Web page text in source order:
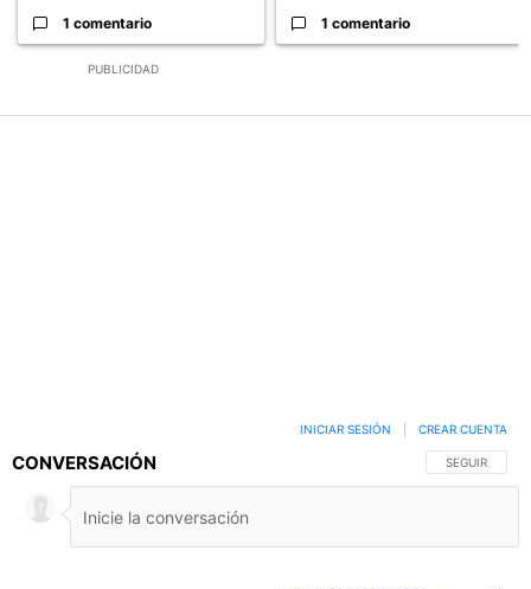
PUBLICIDAD
1 comentario 1 comentario
CONVERSACIÓN SIGA ESTA
SEGUIR
INICIAR SESIÓN CREAR CUENTA